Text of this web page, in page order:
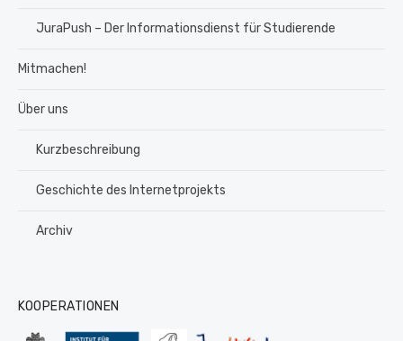
JuraPush – Der Informationsdienst für Studierende
Mitmachen!
Über uns
Kurzbeschreibung
Geschichte des Internetprojekts
Archiv
KOOPERATIONEN